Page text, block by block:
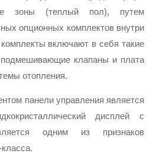
зоны (теплый пол), путем
опционных комплектов внутри
включают в себя такие
клапаны и плата
отопления.
панели управления является
дисплей с
одним из признаков